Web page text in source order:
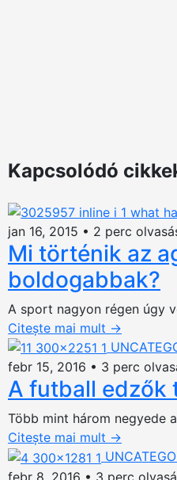
Kapcsolódó
jan 16, 2015 • 2 perc
Mi történik az
boldogabbak?
A sport nagyon régen úgy
Citește mai mult →
febr 15, 2016 • 3 perc
A futball edzők
Több mint három negyede
Citește mai mult →